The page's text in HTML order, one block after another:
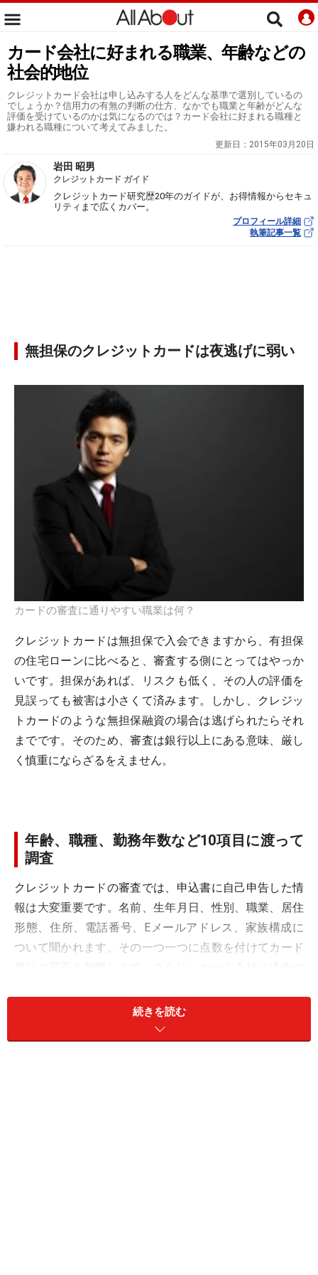
カード会社に好まれる職業、年齢などの
社会的地位
クレジットカード会社は申し込みする人をどんな基準で選別しているの
でしょうか？信用力の有無の判断の仕方、なかでも職業と年齢がどんな
評価を受けているのかは気になるのでは？カード会社に好まれる職種と
嫌われる職種について考えてみました。
更新日： 2015年03月20日
岩田 昭男
クレジットカード ガイド
クレジットカード研究歴20年のガイドが、お得情報からセキュ
リティまで広くカバー。
プロフィール詳細
執筆記事一覧
無担保のクレジットカードは夜逃げに弱い
カードの審査に通りやすい職業は何？
クレジットカードは無担保で入会できますから、有担保
の住宅ローンに比べると、審査する側にとってはやっか
いです。担保があれば、リスクも低く、その人の評価を
見誤っても被害は小さくて済みます。しかし、クレジッ
トカードのような無担保融資の場合は逃げられたらそれ
までです。そのため、審査は銀行以上にある意味、厳し
く慎重にならざるをえません。
年齢、職種、勤務年数など10項目に渡って
調査
クレジットカードの審査では、申込書に自己申告した情
報は大変重要です。名前、生年月日、性別、職業、居住
形態、住所、電話番号、Eメールアドレス、家族構成に
ついて聞かれます。その一つ一つに点数を付けてカード
センターへの照会で得られた他社の借入額や延滞を含め
た支払い状況などの情報を基に、その人の合計点を出し
続きを読む